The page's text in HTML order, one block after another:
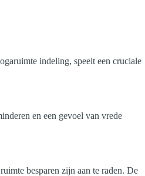
indeling, speelt een cruciale
en een gevoel van vrede
besparen zijn aan te raden. De